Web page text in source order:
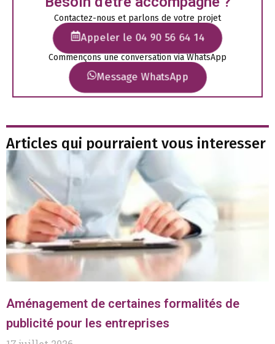
Contactez-nous et parlons de votre projet
Appeler le 04 90 56 64 14
Commençons une conversation via WhatsApp
Message WhatsApp
Articles qui pourraient vous interesser
Aménagement de certaines formalités de
publicité pour les entreprises